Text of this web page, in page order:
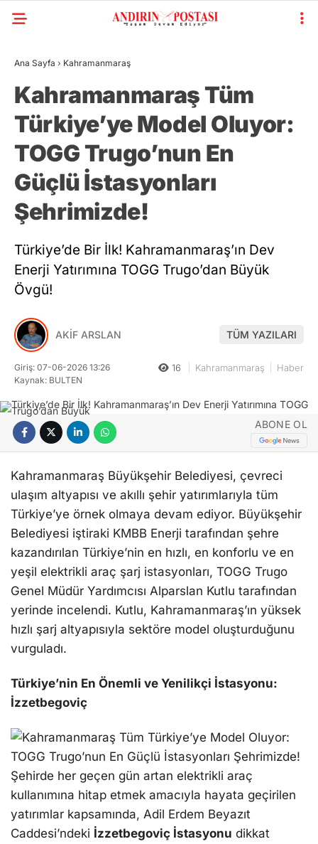
Ana Sayfa › Kahramanmaraş
Kahramanmaraş Tüm
Türkiye’ye Model Oluyor:
TOGG Trugo’nun En
Güçlü İstasyonları
Şehrimizde!
Türkiye’de Bir İlk! Kahramanmaraş’ın Dev
Enerji Yatırımına TOGG Trugo’dan Büyük
Övgü!
AKİF ARSLAN TÜM YAZILARI
Giriş: 07-06-2026 13:26
Kaynak: BULTEN
16 Kahramanmaraş Haber
ABONE OL
Kahramanmaraş Büyükşehir Belediyesi, çevreci
ulaşım altyapısı ve akıllı şehir yatırımlarıyla tüm
Türkiye’ye örnek olmaya devam ediyor. Büyükşehir
Belediyesi iştiraki KMBB Enerji tarafından şehre
kazandırılan Türkiye’nin en hızlı, en konforlu ve en
yeşil elektrikli araç şarj istasyonları, TOGG Trugo
Genel Müdür Yardımcısı Alparslan Kutlu tarafından
yerinde incelendi. Kutlu, Kahramanmaraş’ın yüksek
hızlı şarj altyapısıyla sektöre model oluşturduğunu
vurguladı.
Türkiye’nin En Önemli ve Yenilikçi İstasyonu:
İzzetbegoviç
Şehirde her geçen gün artan elektrikli araç
kullanımına hitap etmek amacıyla hayata geçirilen
yatırımlar kapsamında, Adil Erdem Beyazıt
Caddesi’ndeki İzzetbegoviç İstasyonu dikkat